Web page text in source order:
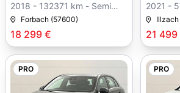
18 299 €
2018 - 132371 km - Semi
autoForbach (57600)
21 499
Illzach
PRO PRO